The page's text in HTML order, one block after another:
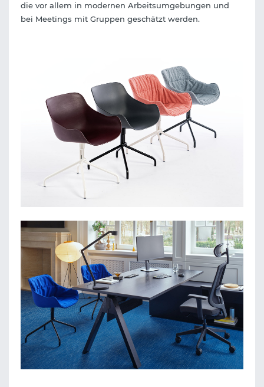
die vor allem in modernen Arbeitsumgebungen und
bei Meetings mit Gruppen geschätzt werden.